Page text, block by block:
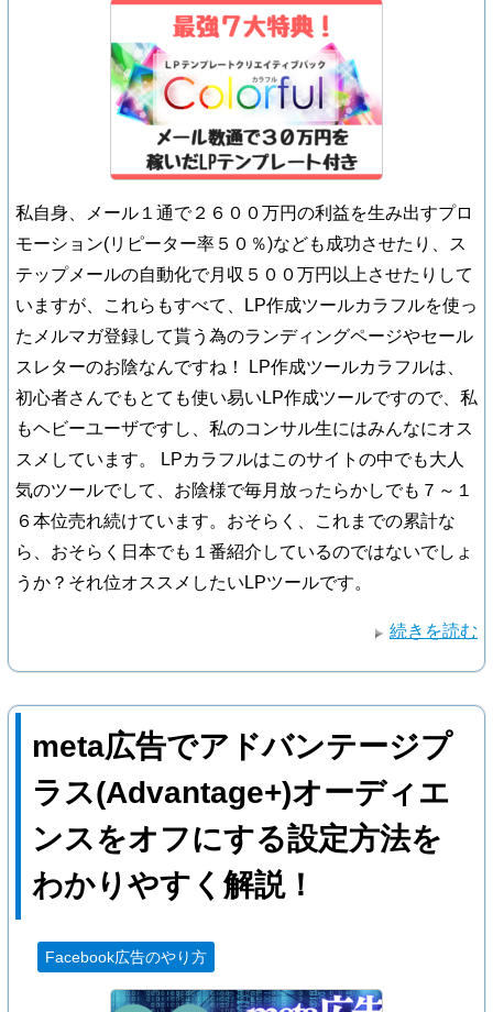
私自身、メール１通で２６００万円の利益を生み出すプロ
モーション(リピーター率５０％)なども成功させたり、ス
テップメールの自動化で月収５００万円以上させたりして
いますが、これらもすべて、LP作成ツールカラフルを使っ
たメルマガ登録して貰う為のランディングページやセール
スレターのお陰なんですね！ LP作成ツールカラフルは、
初心者さんでもとても使い易いLP作成ツールですので、私
もヘビーユーザですし、私のコンサル生にはみんなにオス
スメしています。 LPカラフルはこのサイトの中でも大人
気のツールでして、お陰様で毎月放ったらかしでも７～１
６本位売れ続けています。おそらく、これまでの累計な
ら、おそらく日本でも１番紹介しているのではないでしょ
うか？それ位オススメしたいLPツールです。
続きを読む
meta広告でアドバンテージプ
ラス(Advantage+)オーディエ
ンスをオフにする設定方法を
わかりやすく解説！
Facebook広告のやり方